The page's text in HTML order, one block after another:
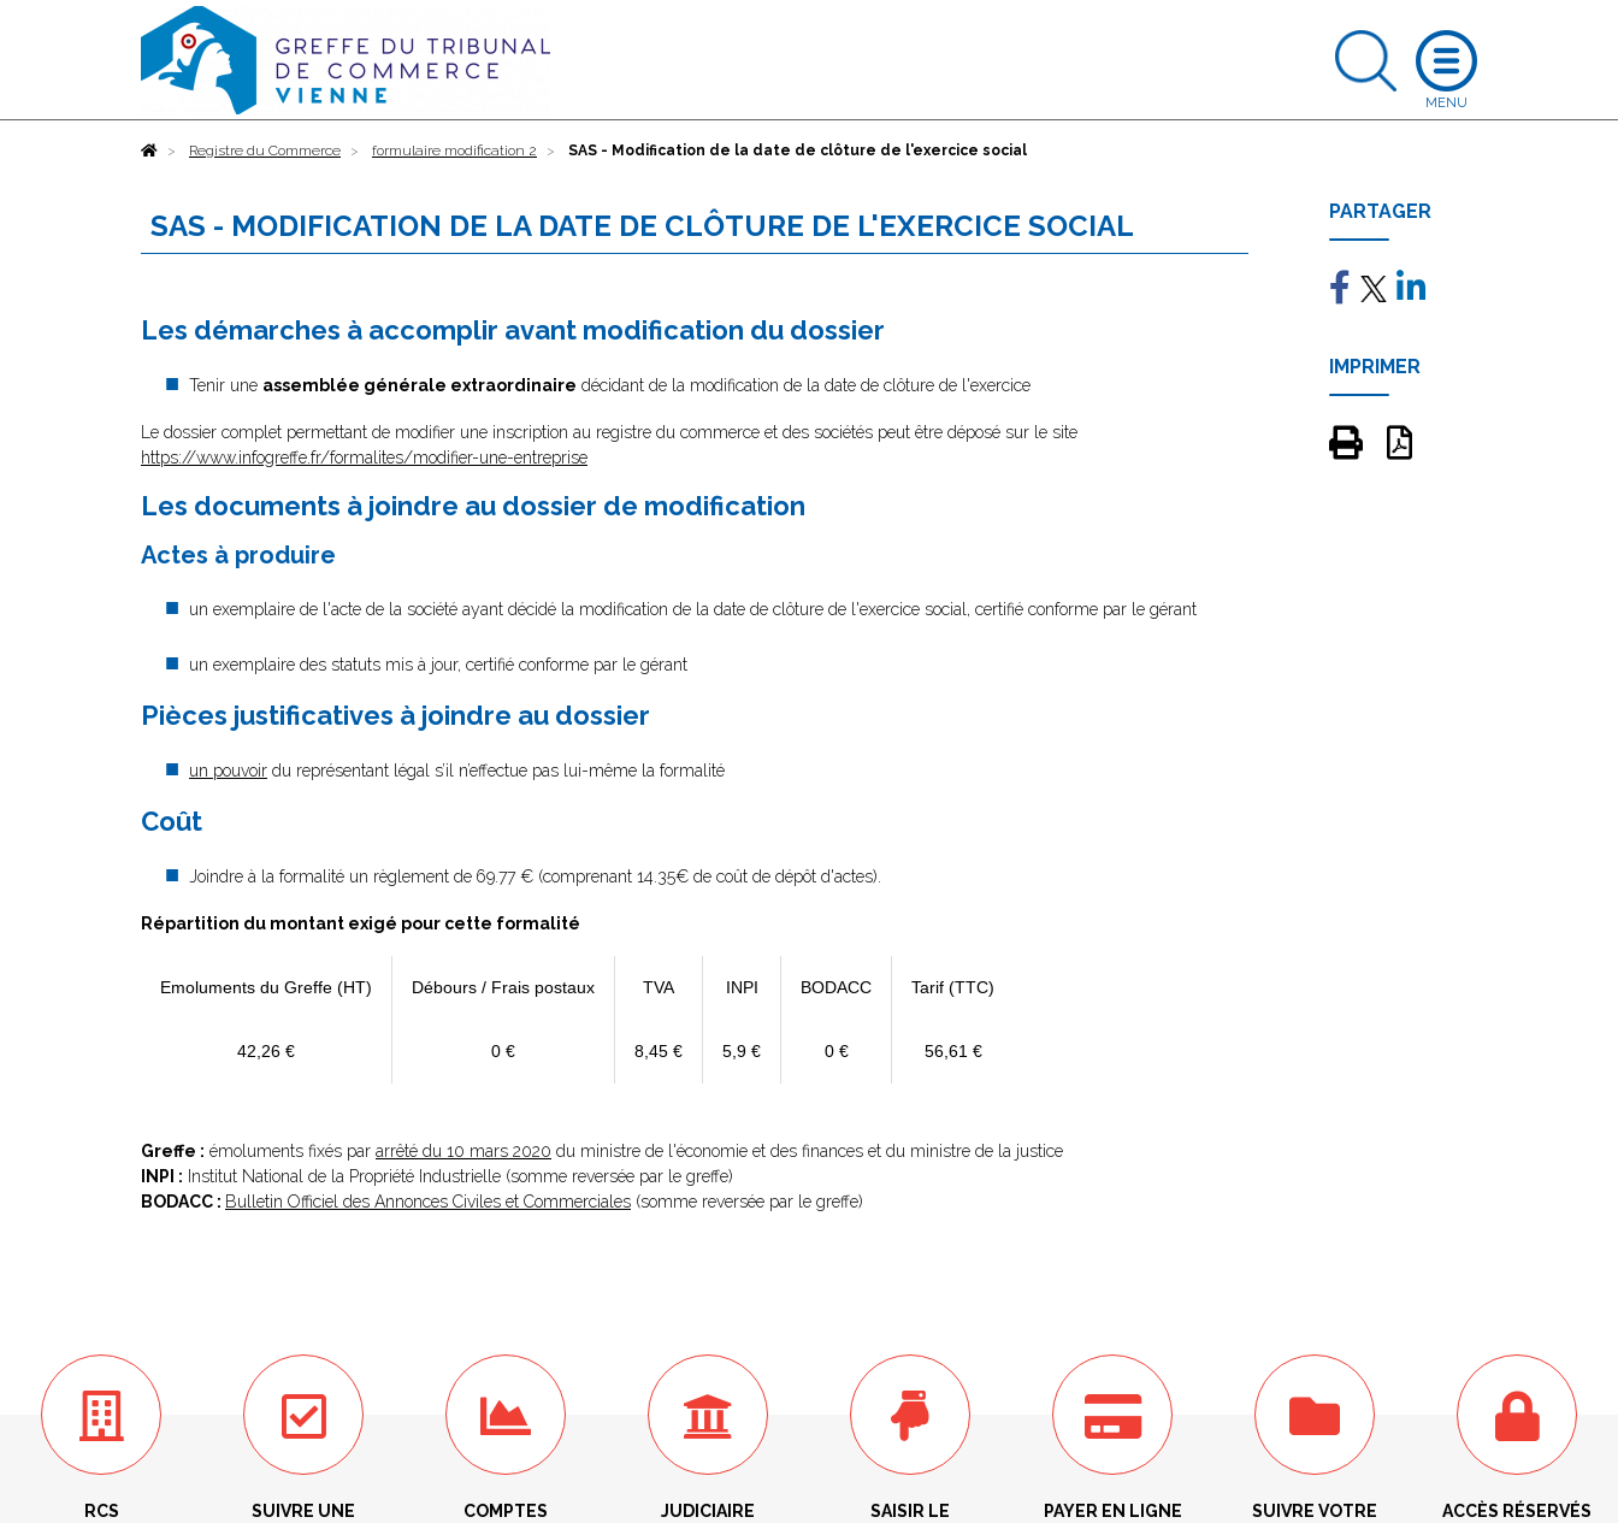
AccueilRegistre du Commerce formulaire modification 2 SAS - Modification de la date de clôture de l'exercice social
SAS - MODIFICATION DE LA DATE DE CLÔTURE DE L'EXERCICE SOCIAL
Les démarches à accomplir avant modification du dossier
Tenir une assemblée générale extraordinaire décidant de la modification de la date de clôture de l'exercice
Le dossier complet permettant de modifier une inscription au registre du commerce et des sociétés peut être déposé sur le site
https://www.infogreffe.fr/formalites/modifier-une-entreprise
Les documents à joindre au dossier de modification
Actes à produire
un exemplaire de l'acte de la société ayant décidé la modification de la date de clôture de l'exercice social, certifié conforme par le gérant
un exemplaire des statuts mis à jour, certifié conforme par le gérant
Pièces justificatives à joindre au dossier
un pouvoir du représentant légal s’il n’effectue pas lui-même la formalité
Coût
Joindre à la formalité un règlement de 69.77 € (comprenant 14.35€ de coût de dépôt d'actes).
Répartition du montant exigé pour cette formalité
Emoluments du Greffe (HT) Débours / Frais postaux TVA INPI BODACC Tarif (TTC)
42,26 € 0 € 8,45 € 5,9 € 0 € 56,61 €
Greffe : émoluments fixés par arrêté du 10 mars 2020 du ministre de l'économie et des finances et du ministre de la justice
INPI : Institut National de la Propriété Industrielle (somme reversée par le greffe)
BODACC : Bulletin Officiel des Annonces Civiles et Commerciales (somme reversée par le greffe)
PARTAGER
IMPRIMER
RCS
SUIVRE UNE
COMPTES
JUDICIAIRE
SAISIR LE
PAYER EN LIGNE
SUIVRE VOTRE
ACCÈS RÉSERVÉS